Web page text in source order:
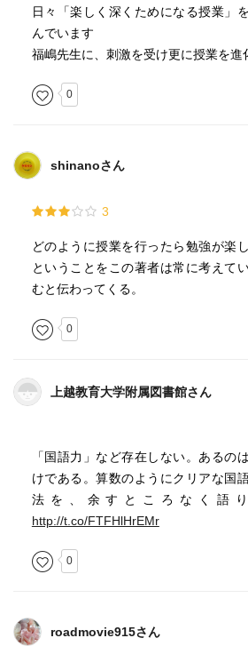
日々「楽しく深くためになる授業」
んでいます
福嶋先生に、刺激を受け更に授業を進
0
shinanoさん
3
どのように授業を行ったら勉強が楽
ということをこの著者は常に考えて
むと伝わってくる。
0
上越教育大学附属図書館さん
「国語力」など存在しない。あるの
けである。算数のようにクリアな国
法を、余すところなく語
http://t.co/FTFHlHrEMr
0
roadmovie915さん